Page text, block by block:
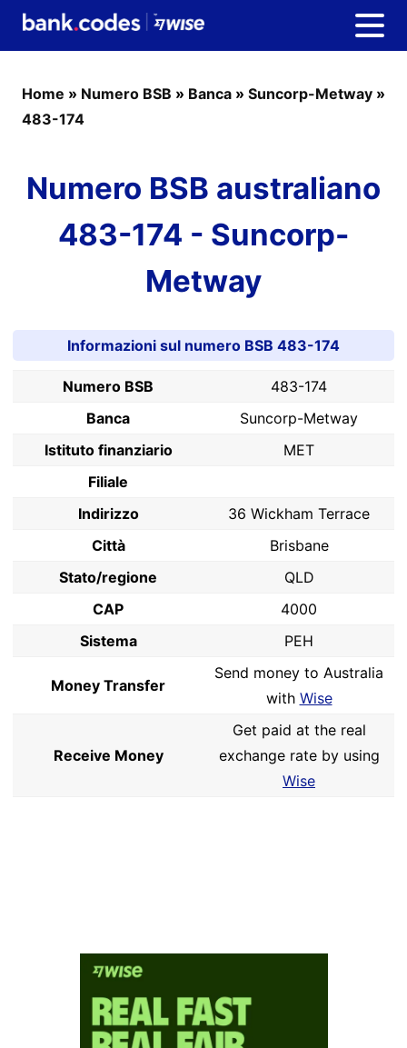
Home » Numero BSB » Banca » Suncorp-Metway »
483-174
Numero BSB australiano
483-174 - Suncorp-
Metway
Informazioni sul numero BSB 483-174
Numero BSB
483-174
Banca
Suncorp-Metway
Istituto finanziario
MET
Filiale
Indirizzo
36 Wickham Terrace
Città
Brisbane
Stato/regione
QLD
CAP
4000
Sistema
PEH
Money Transfer
Send money to Australia
with Wise
Receive Money
Get paid at the real
exchange rate by using
Wise